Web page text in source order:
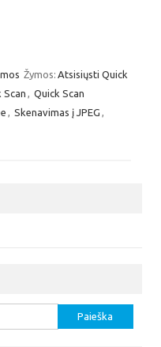
Žymos: Atsisiųsti Quick
Scan
Quick Scan
Skenavimas į JPEG